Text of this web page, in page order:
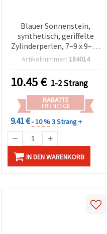
Blauer Sonnenstein,
synthetisch, geriffelte
Zylinderperlen, 7–9 x 9–13
mm, Strang ca. 29–33 Stk.,
Edelsteinperlen
Artikelnummer: 184014
10.45€ 1-2 Strang
RABATTE
FÜR MENGE
9.41 €- 10 %3 Strang +
IN DEN WARENKORB